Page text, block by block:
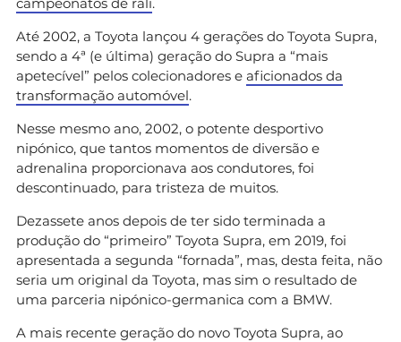
Até 2002, a Toyota lançou 4 gerações do Toyota Supra,
sendo a 4ª (e última) geração do Supra a “mais
apetecível” pelos colecionadores e aficionados da
transformação automóvel.
Nesse mesmo ano, 2002, o potente desportivo
nipónico, que tantos momentos de diversão e
adrenalina proporcionava aos condutores, foi
descontinuado, para tristeza de muitos.
Dezassete anos depois de ter sido terminada a
produção do “primeiro” Toyota Supra, em 2019, foi
apresentada a segunda “fornada”, mas, desta feita, não
seria um original da Toyota, mas sim o resultado de
uma parceria nipónico-germanica com a BMW.
A mais recente geração do novo Toyota Supra, ao